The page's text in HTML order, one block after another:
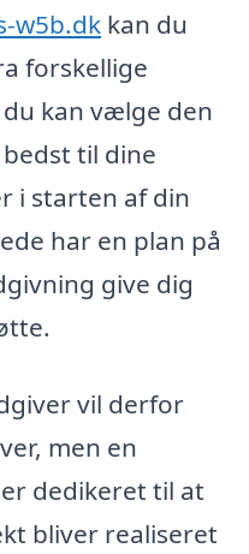
w5b.dk kan du
forskellige
kan vælge den
til dine
i starten af din
har en plan på
give dig
vil derfor
men en
dedikeret til at
bliver realiseret